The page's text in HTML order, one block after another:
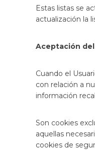
Estas listas se
actualización la
Aceptación
Cuando el
con relación a
información
Son cookies
aquellas
cookies de